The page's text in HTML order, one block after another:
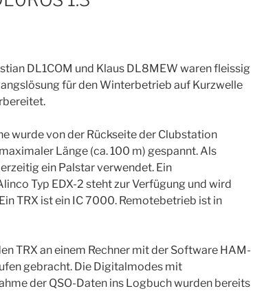
DL1COM und Klaus DL8MEW waren fleissig
für den Winterbetrieb auf Kurzwelle
wurde von der Rückseite der Clubstation
Länge (ca. 100 m) gespannt. Als
ein Palstar verwendet. Ein
Typ EDX-2 steht zur Verfügung und wird
TRX ist ein IC 7000. Remotebetrieb ist in
TRX an einem Rechner mit der Software HAM-
gebracht. Die Digitalmodes mit
der QSO-Daten ins Logbuch wurden bereits